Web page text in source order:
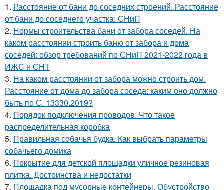
1. Расстояние от бани до соседних строений. Расстояние
от бани до соседнего участка: СНиП
2. Нормы строительства бани от забора соседей. На
каком расстоянии строить баню от забора и дома
соседей: обзор требований по СНиП 2021-2022 года в
ИЖС и СНТ
3. На каком расстоянии от забора можно строить дом.
Расстояние от дома до забора соседа: каким оно должно
быть по С. 13330.2019?
4. Порядок подключения проводов. Что такое
распределительная коробка
5. Правильная собачья будка. Как выбрать параметры
собачьего домика
6. Покрытие для детской площадки уличное резиновая
плитка. Достоинства и недостатки
7. Площадка под мусорные контейнеры. Обустройство